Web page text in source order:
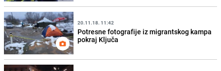
20.11.18. 11:42
Potresne fotografije iz migrantskog kampa
pokraj Ključa